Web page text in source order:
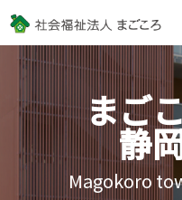
まご
静
Magokoro